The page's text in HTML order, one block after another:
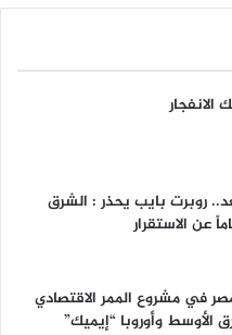
روبرت بايب يحذر : الشرق
عن الاستقرار
في مشروع الممر الاقتصادي
الأوسط وأوروبا “إيميك”